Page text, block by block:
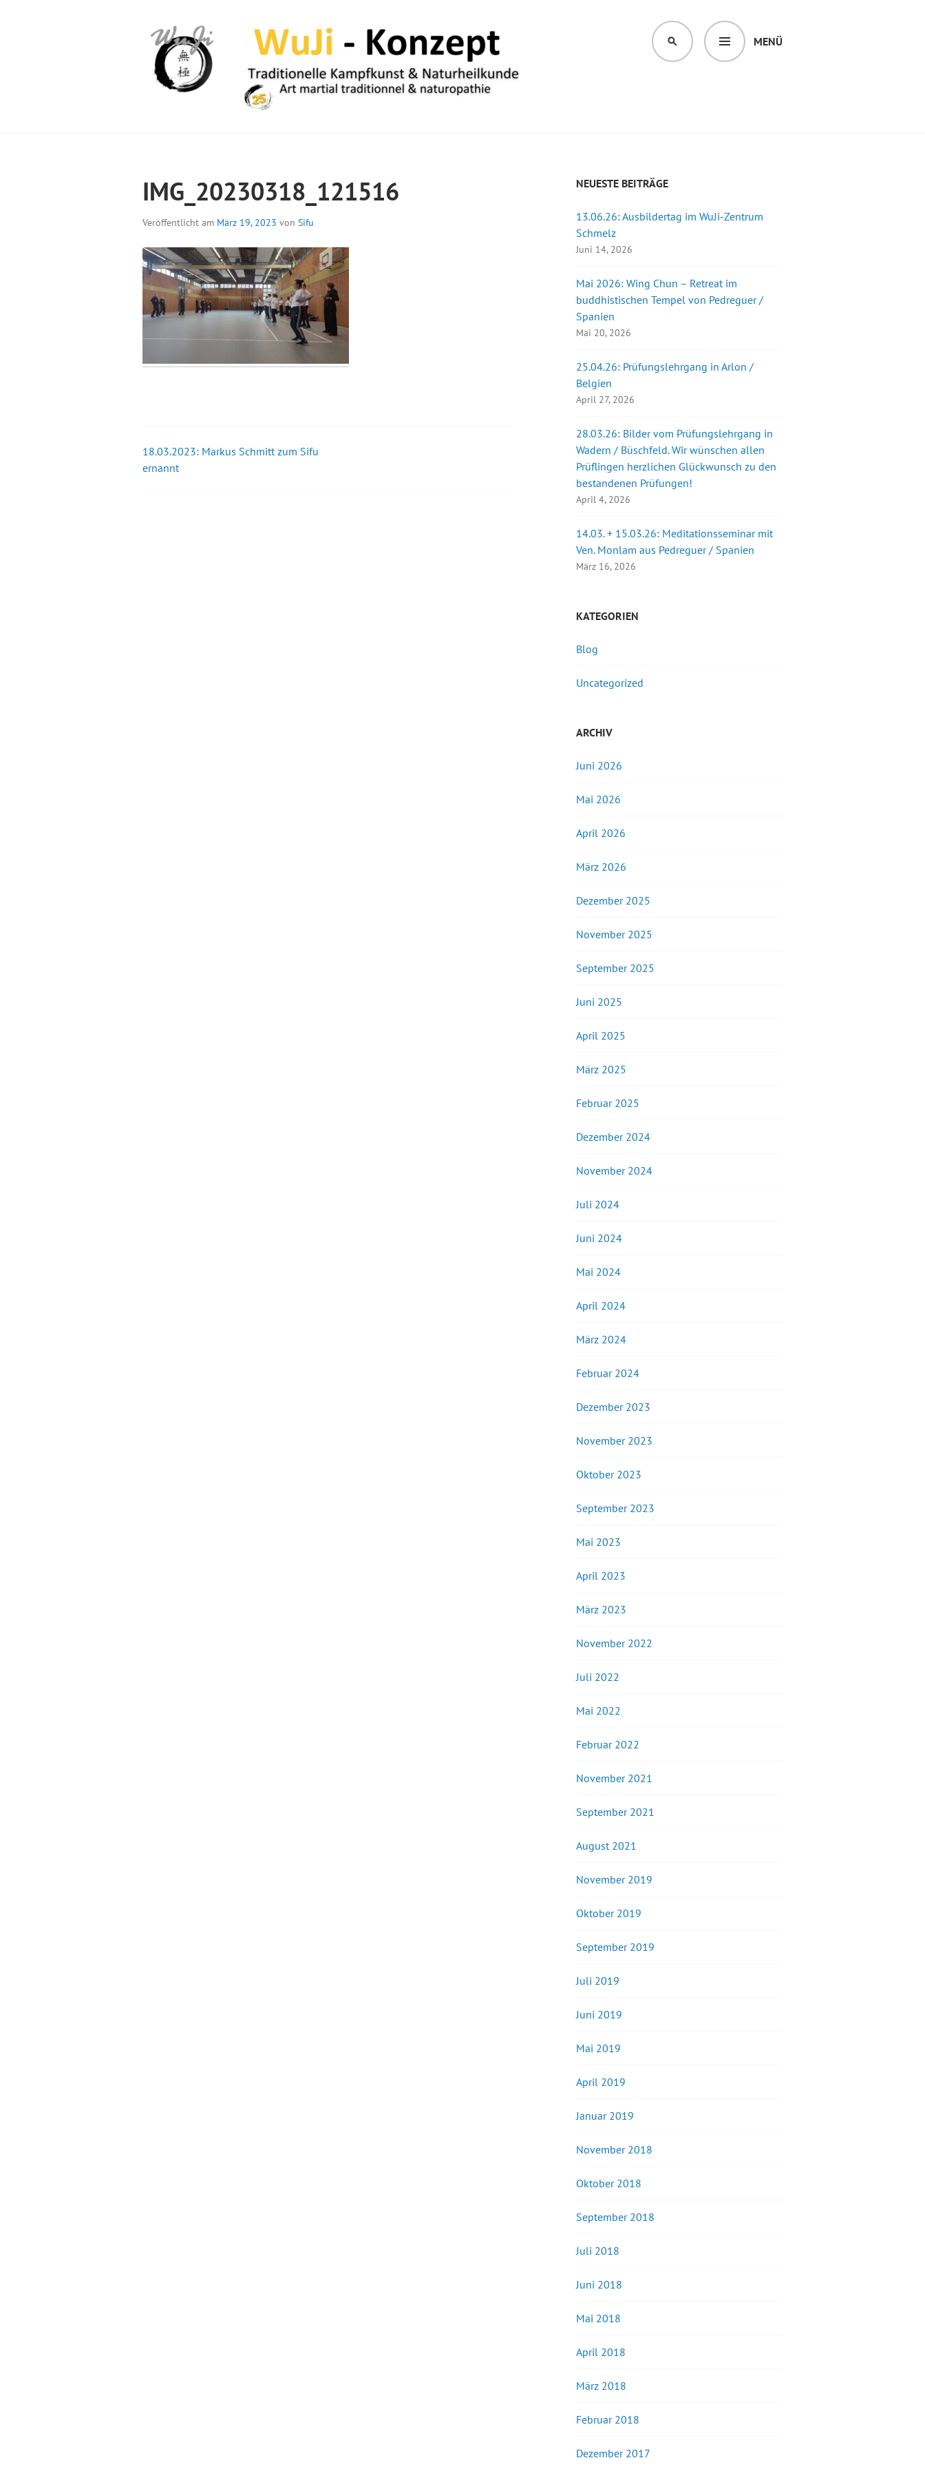
MENÜ
SUCHEN
IMG_20230318_121516
Veröffentlicht am März 19, 2023 von Sifu
Beitrags-
18.03.2023: Markus Schmitt zum Sifu
ernannt
NEUESTE BEITRÄGE
13.06.26: Ausbildertag im WuJi-Zentrum
Schmelz
Juni 14, 2026
Mai 2026: Wing Chun – Retreat im
buddhistischen Tempel von Pedreguer /
Spanien
Mai 20, 2026
25.04.26: Prüfungslehrgang in Arlon /
Belgien
April 27, 2026
28.03.26: Bilder vom Prüfungslehrgang in
Wadern / Büschfeld. Wir wünschen allen
Prüflingen herzlichen Glückwunsch zu den
bestandenen Prüfungen!
April 4, 2026
14.03. + 15.03.26: Meditationsseminar mit
Ven. Monlam aus Pedreguer / Spanien
März 16, 2026
KATEGORIEN
Blog
Uncategorized
ARCHIV
Juni 2026
Mai 2026
April 2026
März 2026
Dezember 2025
November 2025
September 2025
Juni 2025
April 2025
März 2025
Februar 2025
Dezember 2024
November 2024
Juli 2024
Juni 2024
Mai 2024
April 2024
März 2024
Februar 2024
Dezember 2023
November 2023
Oktober 2023
September 2023
Mai 2023
April 2023
März 2023
November 2022
Juli 2022
Mai 2022
Februar 2022
November 2021
September 2021
August 2021
November 2019
Oktober 2019
September 2019
Juli 2019
Juni 2019
Mai 2019
April 2019
Januar 2019
November 2018
Oktober 2018
September 2018
Juli 2018
Juni 2018
Mai 2018
April 2018
März 2018
Februar 2018
Dezember 2017